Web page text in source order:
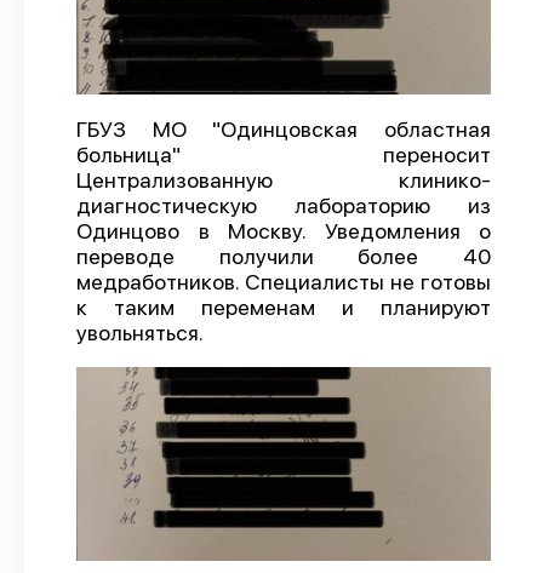
Справочник
API
О проекте
Политика конфиденциальности
ГБУЗ МО "Одинцовская областная
больница" переносит
Централизованную клинико-
диагностическую лабораторию из
Одинцово в Москву. Уведомления о
переводе получили более 40
медработников. Специалисты не готовы
к таким переменам и планируют
увольняться.